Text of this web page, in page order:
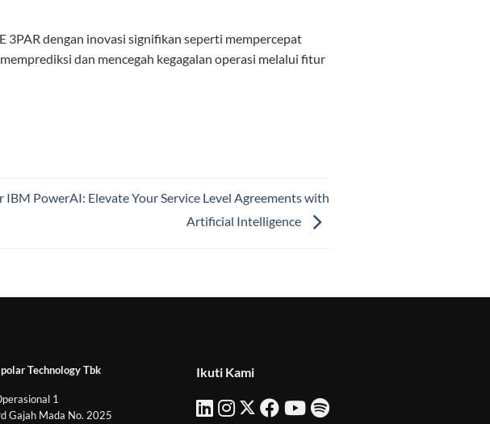
3PAR dengan inovasi signifikan seperti mempercepat
dan mencegah kegagalan operasi melalui fitur
IBM PowerAI: Elevate Your Service Level Agreements with
Artificial Intelligence
Technology Tbk
1
Gajah Mada No. 2025
Ikuti Kami